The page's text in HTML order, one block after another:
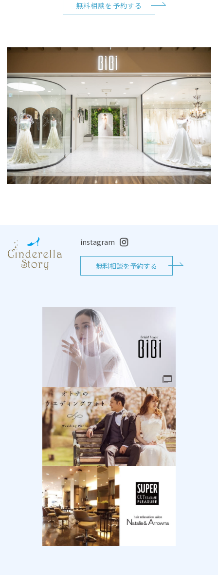
無料相談を予約する
instagram
無料相談を予約する